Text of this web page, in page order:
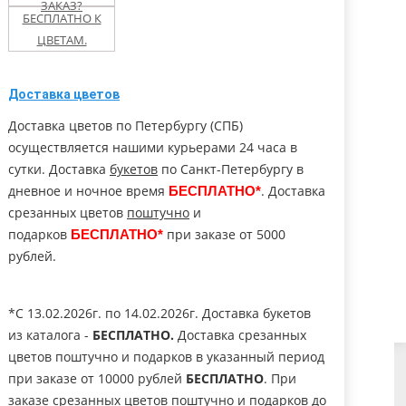
ЛО
Пушкин
Ступино (МО) Солнечное
Тихвин
(Колпино)
ЗАКАЗ?
БЕСПЛАТНО К
ЦВЕТАМ.
Доставка цветов
Доставка цветов по Петербургу (СПБ)
осуществляется нашими курьерами 24 часа в
сутки. Доставка букетов по Санкт-Петербургу в
дневное и ночное время БЕСПЛАТНО*. Доставка
срезанных цветов поштучно и
подарков БЕСПЛАТНО* при заказе от 5000
рублей.
*C 13.02.2026г. по 14.02.2026г. Доставка букетов
из каталога - БЕСПЛАТНО. Доставка срезанных
цветов поштучно и подарков в указанный период
при заказе от 10000 рублей БЕСПЛАТНО. При
заказе срезанных цветов поштучно и подарков до